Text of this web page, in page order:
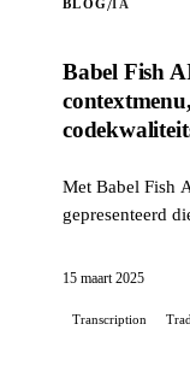
BLOG IA
Babel Fish
Met Babel Fish
gepresenteerd
vertaling
15 maart 2025
Transcription